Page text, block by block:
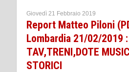
Giovedì 21 Febbraio 2019
Report Matteo Piloni
Lombardia 21/02/2019 :
TAV,TRENI,DOTE
STORICI